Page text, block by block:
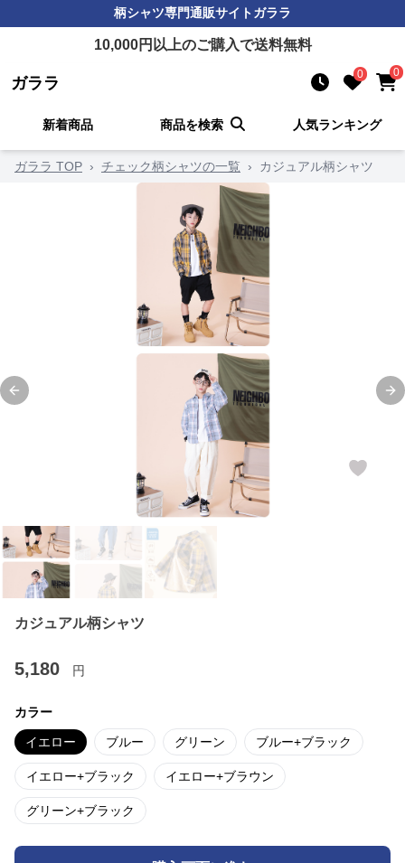
柄シャツ専門通販サイトガララ
10,000円以上のご購入で送料無料
ガララ 0 0
新着商品 商品を検索 人気ランキング
ガララ TOP › チェック柄シャツの一覧 › カジュアル柄シャツ
Previous slide
カジュアル柄シャツ
5,180 円
カラー
イエロー ブルー グリーン ブルー+ブラック
イエロー+ブラック イエロー+ブラウン
グリーン+ブラック